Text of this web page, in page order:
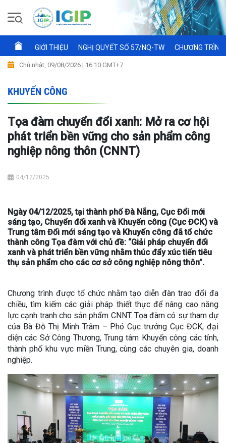
GIỚI THIỆU NGHỊ QUYẾT SỐ 57/NQ-TW CHƯƠNG
Chủ nhật, 09/08/2026 | 16:10 GMT+7
KHUYẾN CÔNG
Tọa đàm chuyển đổi xanh: Mở ra cơ hội
phát triển bền vững cho sản phẩm công
nghiệp nông thôn (CNNT)
04/12/2025
Ngày 04/12/2025, tại thành phố Đà Nẵng, Cục Đổi mới
sáng tạo, Chuyển đổi xanh và Khuyến công (Cục ĐCK) và
Trung tâm Đổi mới sáng tạo và Khuyến công đã tổ chức
thành công Tọa đàm với chủ đề: “Giải pháp chuyển đổi
xanh và phát triển bền vững nhằm thúc đẩy xúc tiến tiêu
thụ sản phẩm cho các cơ sở công nghiệp nông thôn”.
Chương trình được tổ chức nhằm tạo diễn đàn trao đổi đa
chiều, tìm kiếm các giải pháp thiết thực để nâng cao năng
lực cạnh tranh cho sản phẩm CNNT. Tọa đàm có sự tham dự
của Bà Đỗ Thị Minh Trâm – Phó Cục trưởng Cục ĐCK, đại
diện các Sở Công Thương, Trung tâm Khuyến công các tỉnh,
thành phố khu vực miền Trung, cùng các chuyên gia, doanh
nghiệp.